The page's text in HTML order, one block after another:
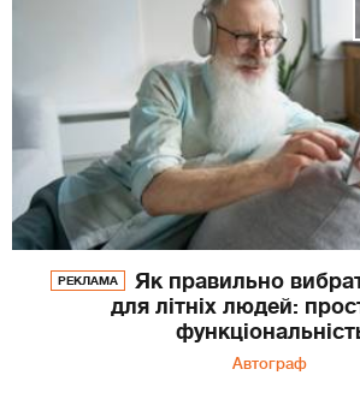
РЕКЛАМА
Як правильно
для літніх людей:
Автограф